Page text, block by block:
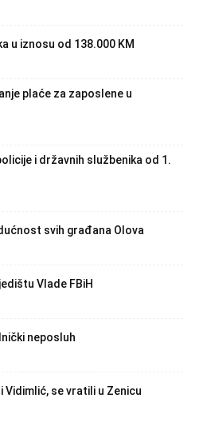
u iznosu od 138.000 KM
plaće za zaposlene u
i državnih službenika od 1.
svih građana Olova
Vlade FBiH
neposluh
Vidimlić, se vratili u Zenicu